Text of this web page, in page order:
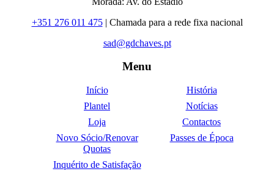
+351 276 011 475| Chamada para a rede fixa nacional
sad@gdchaves.pt
Menu
Início
História
Plantel
Notícias
Loja
Contactos
Novo Sócio/Renovar
Quotas
Passes de Época
Inquérito de Satisfação